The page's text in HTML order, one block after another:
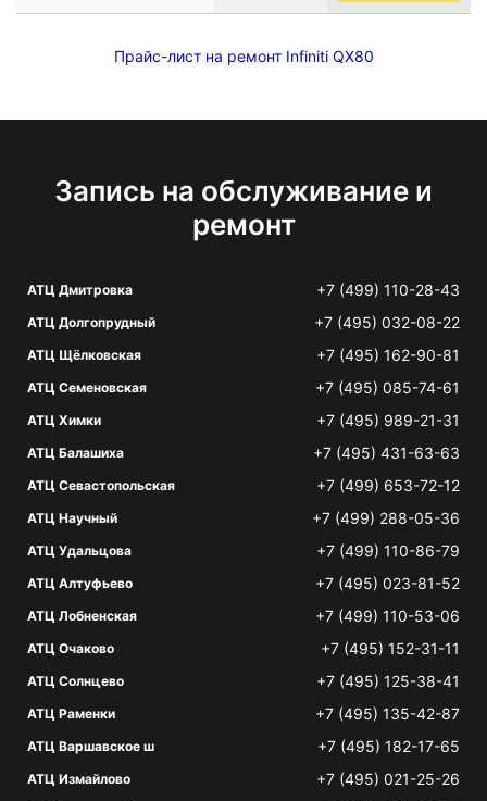
Прайс-лист на ремонт Infiniti QX80
Запись на обслуживание и
ремонт
АТЦ Дмитровка +7 (499) 110-28-43
АТЦ Долгопрудный +7 (495) 032-08-22
АТЦ Щёлковская +7 (495) 162-90-81
АТЦ Семеновская +7 (495) 085-74-61
АТЦ Химки +7 (495) 989-21-31
АТЦ Балашиха +7 (495) 431-63-63
АТЦ Севастопольская +7 (499) 653-72-12
АТЦ Научный +7 (499) 288-05-36
АТЦ Удальцова +7 (499) 110-86-79
АТЦ Алтуфьево +7 (495) 023-81-52
АТЦ Лобненская +7 (499) 110-53-06
АТЦ Очаково +7 (495) 152-31-11
АТЦ Солнцево +7 (495) 125-38-41
АТЦ Раменки +7 (495) 135-42-87
АТЦ Варшавское ш +7 (495) 182-17-65
АТЦ Измайлово +7 (495) 021-25-26